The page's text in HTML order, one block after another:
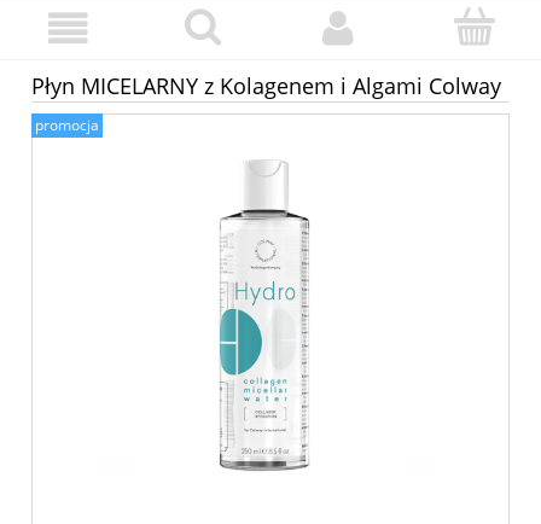
Płyn MICELARNY z Kolagenem i Algami Colway
promocja